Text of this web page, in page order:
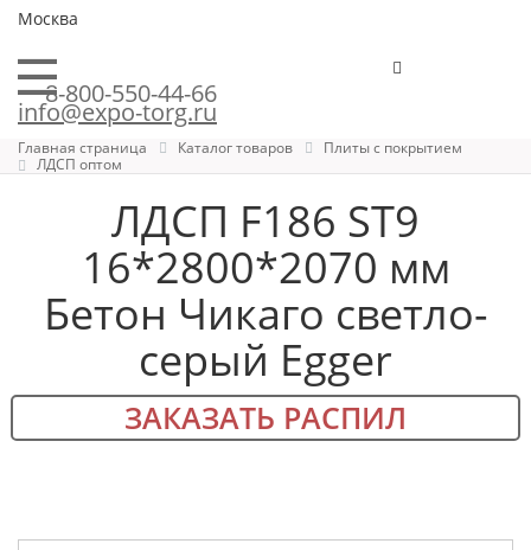
Москва
8-800-550-44-66
info@expo-torg.ru
Главная страница Каталог товаров
Плиты с покрытием
ЛДСП оптом
ЛДСП F186 ST9
16*2800*2070 мм
Бетон Чикаго светло-
серый Egger
ЗАКАЗАТЬ РАСПИЛ